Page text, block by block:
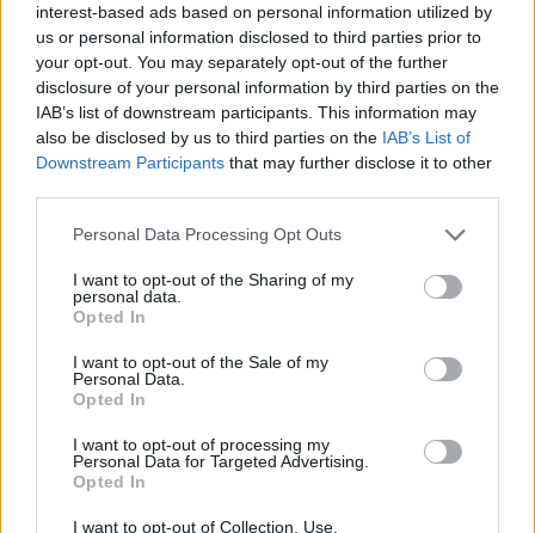
interest-based ads based on personal information utilized by
us or personal information disclosed to third parties prior to
your opt-out. You may separately opt-out of the further
disclosure of your personal information by third parties on the
IAB’s list of downstream participants. This information may
also be disclosed by us to third parties on the IAB’s List of
Downstream Participants that may further disclose it to other
Personal Data Processing Opt Outs
I want to opt-out of the Sharing of my
personal data.
Opted In
I want to opt-out of the Sale of my
Personal Data.
Opted In
I want to opt-out of processing my
Personal Data for Targeted Advertising.
Opted In
I want to opt-out of Collection, Use,
Η εν λόγω επιτροπή θα εξετάσει και άλλα
τεχνικά ζητήματα και ενδεχομένως θα προβεί
και σε άλλες προκαταρκτικές -μη δεσμευτικές-
ενέργειες, καθώς και στη διερεύνηση της
αγοράς. Το θέμα αυτό και τα ζητήματα των
3/ Ο πρόεδρος του Δ.Σ. της Super League
ενημέρωσε τα μέλη, περί της υποβολής
πρότασης χορηγίας τριετούς διάρκειας προς
τη Super League από την εταιρεία Interwetten,
το περιέχομενο της οποίας θα συζητηθεί σε
4/ Η επίσημη μπάλα του Πρωταθλήματος Super